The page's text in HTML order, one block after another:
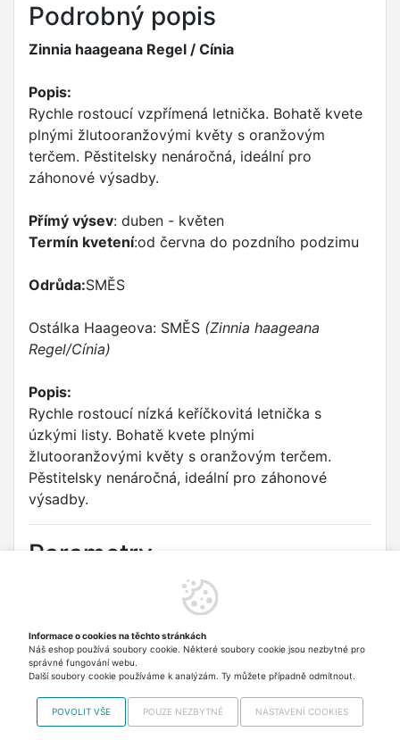
Podrobný popis
Zinnia haageana Regel / Cínia
Popis:
Rychle rostoucí vzpřímená letnička. Bohatě kvete
plnými žlutooranžovými květy s oranžovým
terčem. Pěstitelsky nenáročná, ideální pro
záhonové výsadby.
Přímý výsev: duben - květen
Termín kvetení:od června do pozdního podzimu
Odrůda:SMĚS
Ostálka Haageova: SMĚS (Zinnia haageana
Regel/Cínia)
Popis:
Rychle rostoucí nízká keříčkovitá letnička s
úzkými listy. Bohatě kvete plnými
žlutooranžovými květy s oranžovým terčem.
Pěstitelsky nenáročná, ideální pro záhonové
výsadby.
Parametry
Ostálka Haageova
Typ:Květiny letničky
Najdete nás i naMALL.CZ
Copyright © 2012-2026
Informace o cookies na těchto stránkách
Náš eshop používá soubory cookie. Některé soubory cookie jsou nezbytné pro
správné fungování webu.
Další soubory cookie používáme k analýzám. Ty můžete případně odmítnout.
POVOLIT VŠE POUZE NEZBYTNÉ NASTAVENÍ COOKIES